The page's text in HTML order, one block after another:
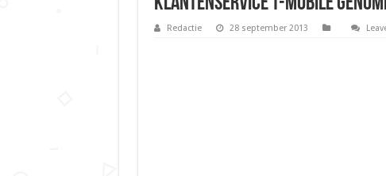
Redactie 28 september 2013